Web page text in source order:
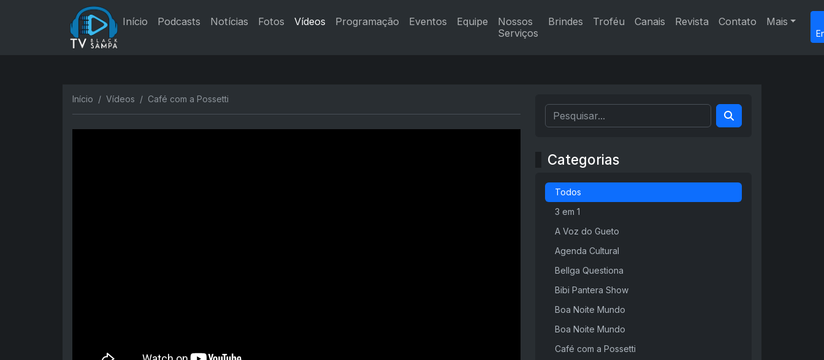
Início Podcasts Notícias Fotos Vídeos Programação Eventos Equipe
Nossos
Serviços
Brindes Troféu Canais Revista Contato Mais
Início Vídeos Café com a Possetti
Categorias
Todos
3 em 1
A Voz do Gueto
Agenda Cultural
Bellga Questiona
Bibi Pantera Show
Boa Noite Mundo
Boa Noite Mundo
Café com a Possetti